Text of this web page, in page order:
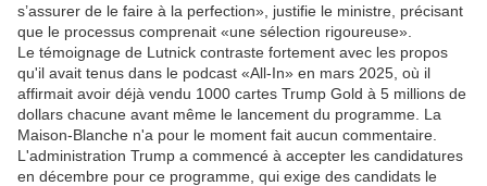
s’assurer de le faire à la perfection», justifie le ministre, précisant
que le processus comprenait «une sélection rigoureuse».
Le témoignage de Lutnick contraste fortement avec les propos
qu'il avait tenus dans le podcast «All-In» en mars 2025, où il
affirmait avoir déjà vendu 1000 cartes Trump Gold à 5 millions de
dollars chacune avant même le lancement du programme. La
Maison-Blanche n'a pour le moment fait aucun commentaire.
L'administration Trump a commencé à accepter les candidatures
en décembre pour ce programme, qui exige des candidats le